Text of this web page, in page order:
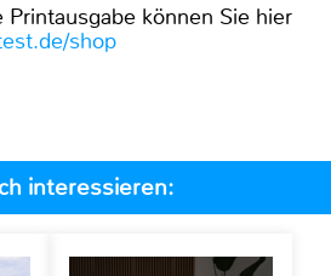
Printausgabe können Sie hier
shop
interessieren: